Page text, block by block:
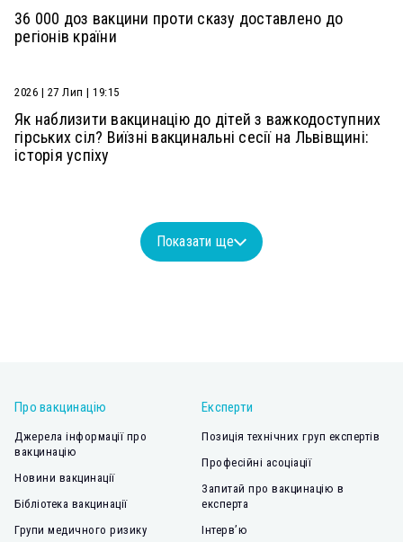
36 000 доз вакцини проти сказу доставлено до
регіонів країни
2026 | 27 Лип | 19:15
Як наблизити вакцинацію до дітей з важкодоступних
гірських сіл? Виїзні вакцинальні сесії на Львівщині:
історія успіху
Показати ще
Про вакцинацію
Джерела інформації про
вакцинацію
Новини вакцинації
Бібліотека вакцинації
Групи медичного ризику
Експерти
Позиція технічних груп експертів
Професійні асоціації
Запитай про вакцинацію в
експерта
Інтерв’ю